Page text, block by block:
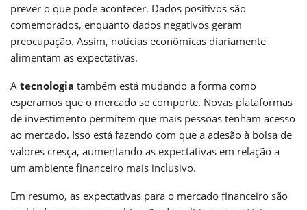
prever o que pode acontecer. Dados positivos são
comemorados, enquanto dados negativos geram
preocupação. Assim, notícias econômicas diariamente
alimentam as expectativas.
A tecnologia também está mudando a forma como
esperamos que o mercado se comporte. Novas plataformas
de investimento permitem que mais pessoas tenham acesso
ao mercado. Isso está fazendo com que a adesão à bolsa de
valores cresça, aumentando as expectativas em relação a
um ambiente financeiro mais inclusivo.
Em resumo, as expectativas para o mercado financeiro são